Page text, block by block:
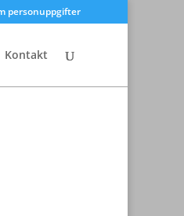
personuppgifter
Kontakt